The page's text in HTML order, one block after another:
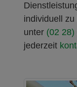
individuell
unter (02 28)
jederzeit